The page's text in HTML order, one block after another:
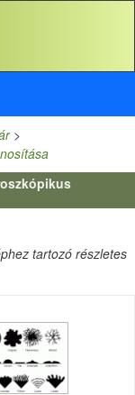
>
tartozó részletes